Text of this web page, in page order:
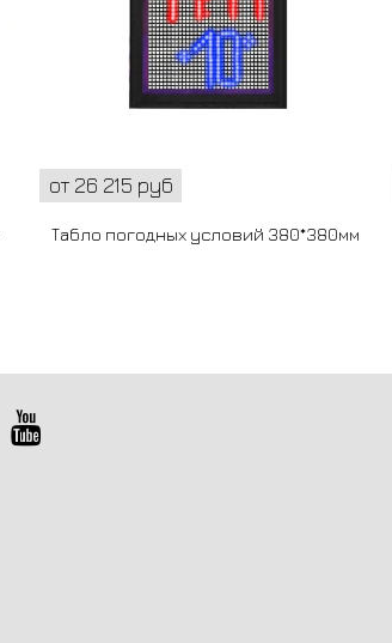
от 26 215 руб
Табло погодных условий 380*380мм